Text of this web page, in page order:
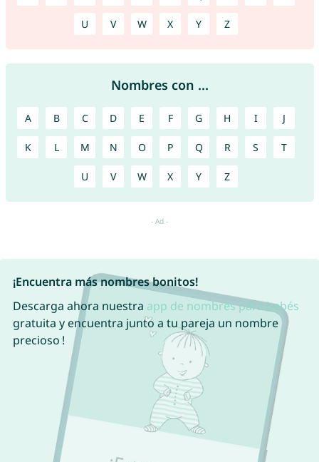
U V W X Y Z
Nombres con ...
A B C D E F G H I J
K L M N O P Q R S T
U V W X Y Z
¡Encuentra más nombres bonitos!
Descarga ahora nuestra app de nombres para bebés
gratuita y encuentra junto a tu pareja un nombre
precioso !